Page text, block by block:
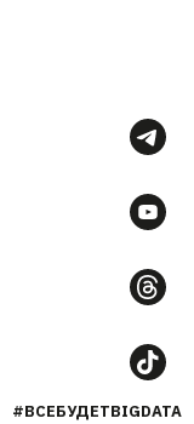
#ВСЕБУДЕТBIGDATA